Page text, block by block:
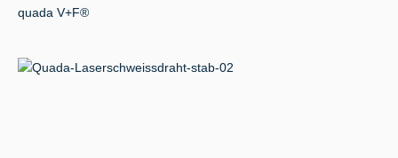
quada V+F®
Bildergalerie überspringen